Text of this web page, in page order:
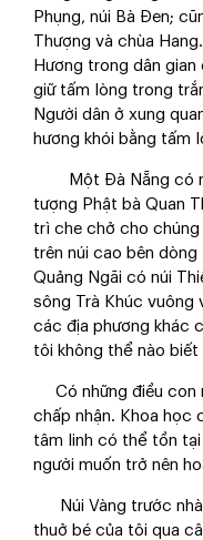
Phụng, núi Bà Đen;
Thượng và chùa
Hương trong dân
giữ tấm lòng trong
Người dân ở xung
hương khói bằng tấm
Một Đà Nẵng có
tượng Phật bà Quan
trì che chở cho chúng
trên núi cao bên
Quảng Ngãi có núi
sông Trà Khúc vuông
các địa phương khác
tôi không thể nào biết
Có những điều con
chấp nhận. Khoa học
tâm linh có thể tồn tại
người muốn trở nên
Núi Vàng trước nhà
thuở bé của tôi qua